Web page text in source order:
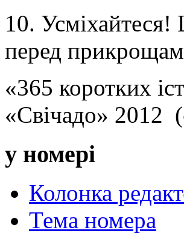
10. Усміхайтеся!
перед
«365 коротких
«Свічадо» 2012
у номері
Колонка
Тема номера